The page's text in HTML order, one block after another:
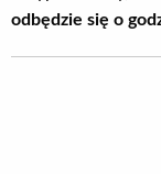
odbędzie się o